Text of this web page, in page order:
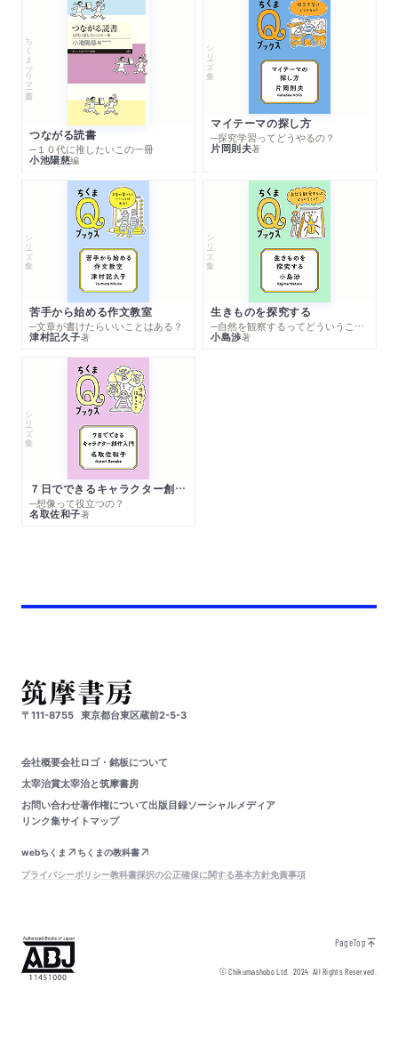
ちくまプリマー新書
つながる読書
─１０代に推したいこの一冊
小池陽慈編
シリーズ・全集
マイテーマの探し方
─探究学習ってどうやるの？
片岡則夫著
シリーズ・全集
苦手から始める作文教室
─文章が書けたらいいことはある？
津村記久子著
シリーズ・全集
生きものを探究する
─自然を観察するってどういうこと？
小島渉著
シリーズ・全集
７日でできるキャラクター創作入門
─想像って役立つの？
名取佐和子著
〒111-8755 東京都台東区蔵前2-5-3
会社概要会社ロゴ・銘板について
太宰治賞太宰治と筑摩書房
お問い合わせ著作権について出版目録ソーシャルメディア
リンク集サイトマップ
webちくま
ちくまの教科書
プライバシーポリシー教科書採択の公正確保に関する基本方針免責事項
PageTop
© Chikumashobo Ltd.2024 All Rights Reserved.